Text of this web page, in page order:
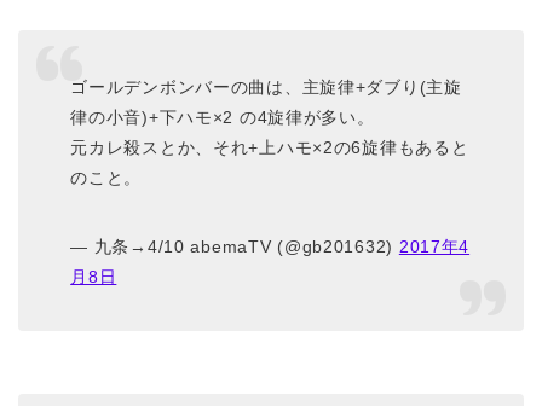
ゴールデンボンバーの曲は、主旋律+ダブり(主旋
律の小音)+下ハモ×2 の4旋律が多い。
元カレ殺スとか、それ+上ハモ×2の6旋律もあると
のこと。
— 九条→4/10 abemaTV (@gb201632) 2017年4
月8日